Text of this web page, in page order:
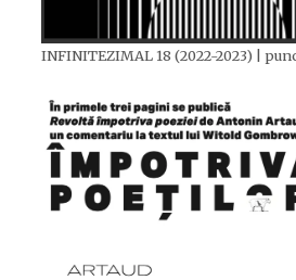
INFINITEZIMAL 18 (2022-2023) |